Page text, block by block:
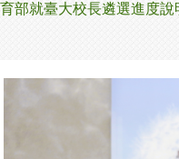
部就臺大校長遴選進度